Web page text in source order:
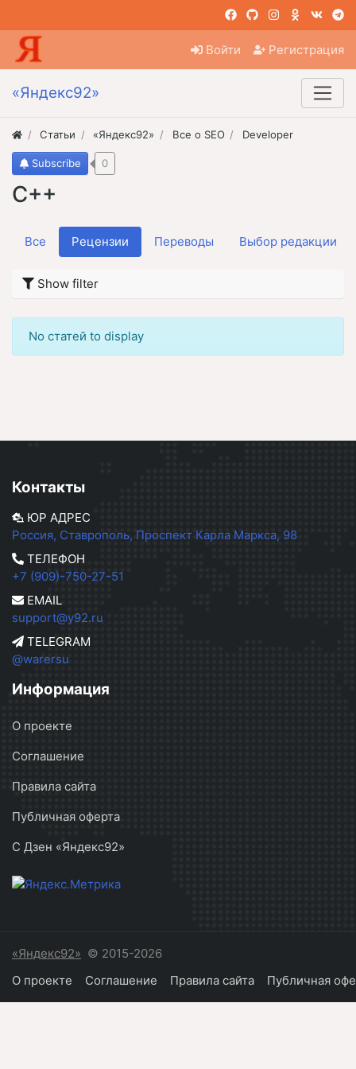
Войти Регистрация
«Яндекс92»
Статьи «Яндекс92» Все о SEO Developer
C++
Subscribe 0
Все Рецензии Переводы Выбор редакции
Show filter
No статей to display
Контакты
ЮР АДРЕС
Россия, Ставрополь, Проспект Карла Маркса, 98
ТЕЛЕФОН
+7 (909)-750-27-51
EMAIL
support@y92.ru
TELEGRAM
@warersu
Информация
О проекте
Соглашение
Правила сайта
Публичная оферта
С Дзен «Яндекс92»
«Яндекс92» © 2015-2026
О проекте
Соглашение Правила сайта Публичная